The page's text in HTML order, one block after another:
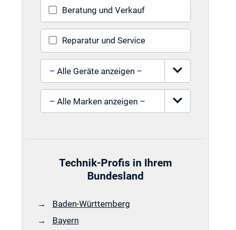
Beratung und Verkauf
Reparatur und Service
Gerät auswählen
Marke auswählen
Technik-Profis in Ihrem
Bundesland
Baden-Württemberg
Bayern